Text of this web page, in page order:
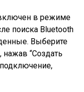
включен в режиме
поиска Bluetooth
Выберите
“Создать